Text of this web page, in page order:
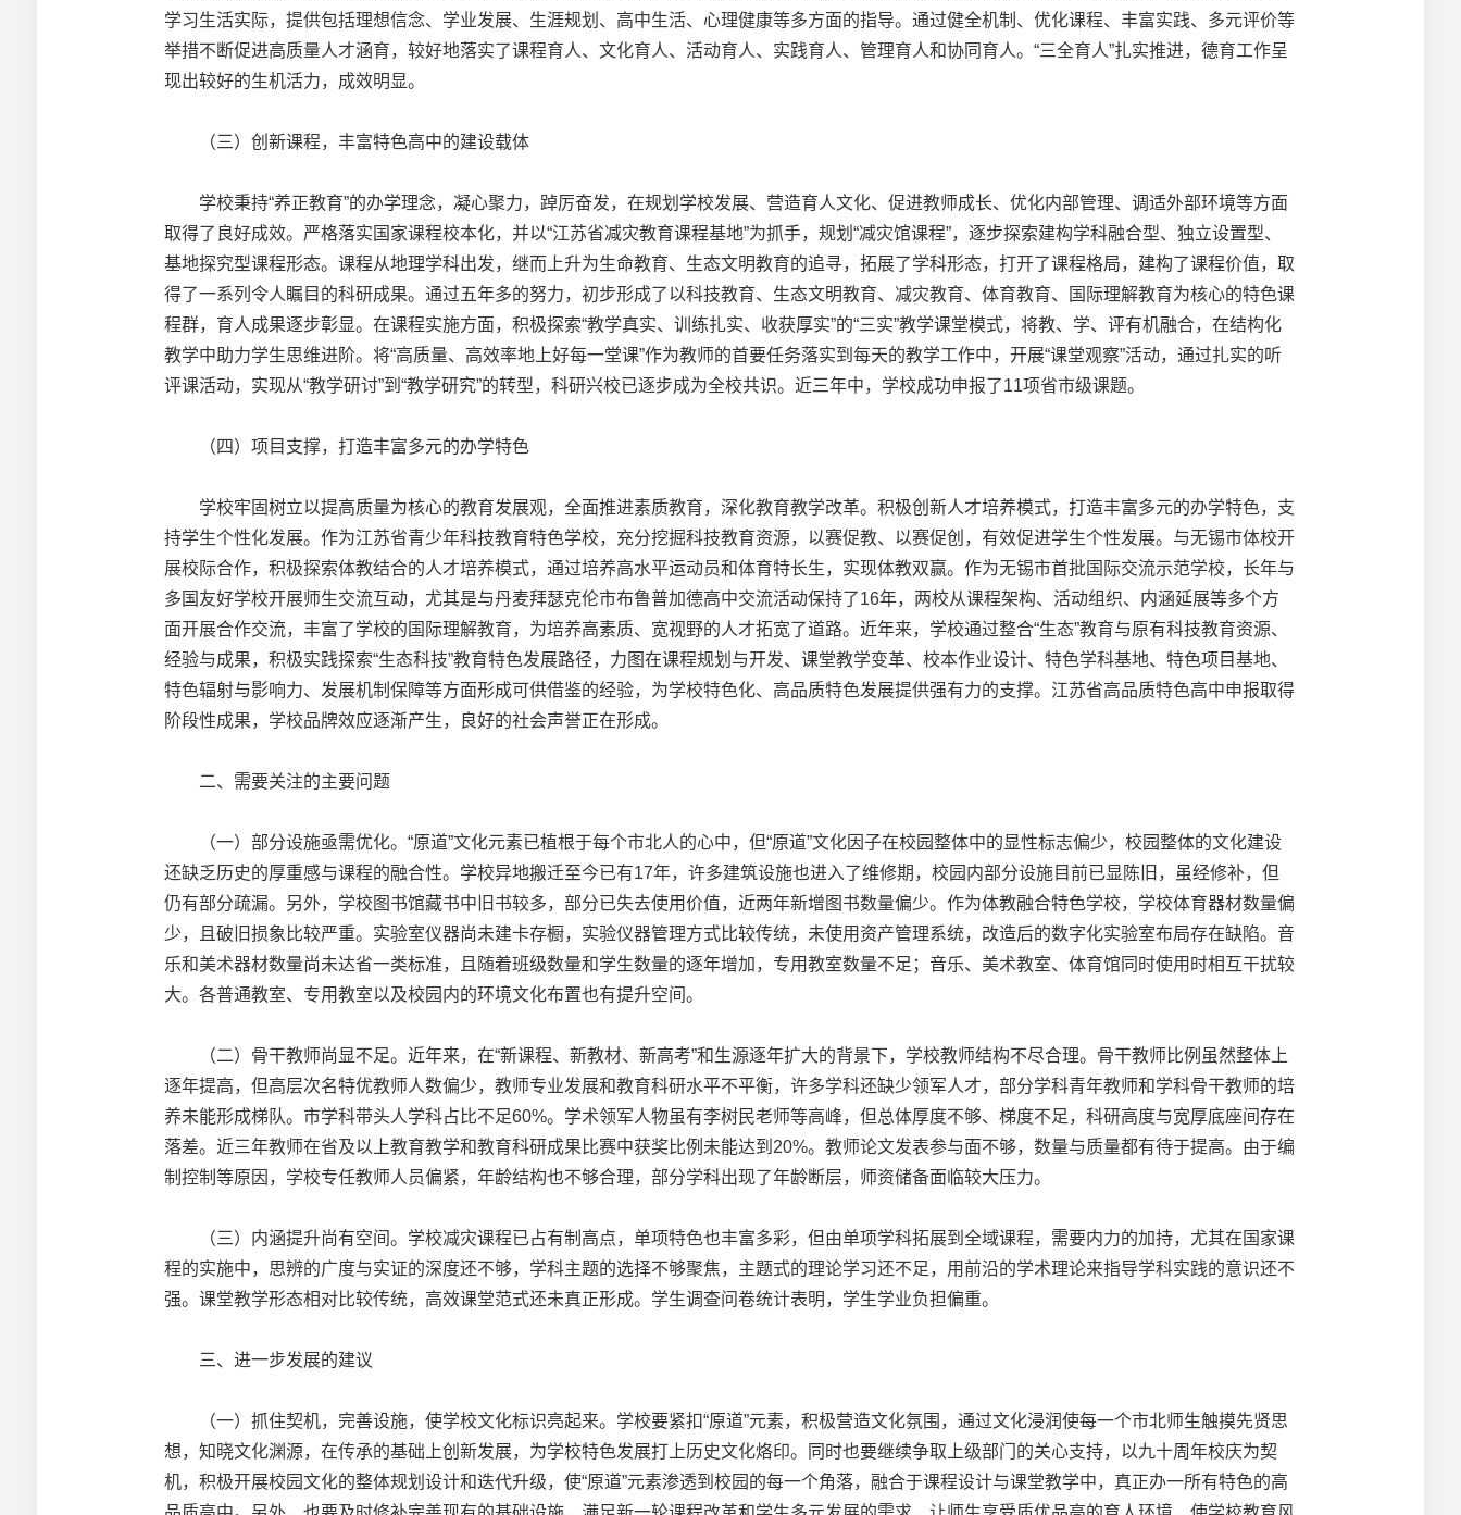
学习生活实际，提供包括理想信念、学业发展、生涯规划、高中生活、心理健康等多方面的指导。通过健全机制、优化课程、丰富实践、多元评价等
举措不断促进高质量人才涵育，较好地落实了课程育人、文化育人、活动育人、实践育人、管理育人和协同育人。“三全育人”扎实推进，德育工作呈
现出较好的生机活力，成效明显。
（三）创新课程，丰富特色高中的建设载体
学校秉持“养正教育”的办学理念，凝心聚力，踔厉奋发，在规划学校发展、营造育人文化、促进教师成长、优化内部管理、调适外部环境等方面
取得了良好成效。严格落实国家课程校本化，并以“江苏省减灾教育课程基地”为抓手，规划“减灾馆课程”，逐步探索建构学科融合型、独立设置型、
基地探究型课程形态。课程从地理学科出发，继而上升为生命教育、生态文明教育的追寻，拓展了学科形态，打开了课程格局，建构了课程价值，取
得了一系列令人瞩目的科研成果。通过五年多的努力，初步形成了以科技教育、生态文明教育、减灾教育、体育教育、国际理解教育为核心的特色课
程群，育人成果逐步彰显。在课程实施方面，积极探索“教学真实、训练扎实、收获厚实”的“三实”教学课堂模式，将教、学、评有机融合，在结构化
教学中助力学生思维进阶。将“高质量、高效率地上好每一堂课”作为教师的首要任务落实到每天的教学工作中，开展“课堂观察”活动，通过扎实的听
评课活动，实现从“教学研讨”到“教学研究”的转型，科研兴校已逐步成为全校共识。近三年中，学校成功申报了11项省市级课题。
（四）项目支撑，打造丰富多元的办学特色
学校牢固树立以提高质量为核心的教育发展观，全面推进素质教育，深化教育教学改革。积极创新人才培养模式，打造丰富多元的办学特色，支
持学生个性化发展。作为江苏省青少年科技教育特色学校，充分挖掘科技教育资源，以赛促教、以赛促创，有效促进学生个性发展。与无锡市体校开
展校际合作，积极探索体教结合的人才培养模式，通过培养高水平运动员和体育特长生，实现体教双赢。作为无锡市首批国际交流示范学校，长年与
多国友好学校开展师生交流互动，尤其是与丹麦拜瑟克伦市布鲁普加德高中交流活动保持了16年，两校从课程架构、活动组织、内涵延展等多个方
面开展合作交流，丰富了学校的国际理解教育，为培养高素质、宽视野的人才拓宽了道路。近年来，学校通过整合“生态”教育与原有科技教育资源、
经验与成果，积极实践探索“生态科技”教育特色发展路径，力图在课程规划与开发、课堂教学变革、校本作业设计、特色学科基地、特色项目基地、
特色辐射与影响力、发展机制保障等方面形成可供借鉴的经验，为学校特色化、高品质特色发展提供强有力的支撑。江苏省高品质特色高中申报取得
阶段性成果，学校品牌效应逐渐产生，良好的社会声誉正在形成。
二、需要关注的主要问题
（一）部分设施亟需优化。“原道”文化元素已植根于每个市北人的心中，但“原道”文化因子在校园整体中的显性标志偏少，校园整体的文化建设
还缺乏历史的厚重感与课程的融合性。学校异地搬迁至今已有17年，许多建筑设施也进入了维修期，校园内部分设施目前已显陈旧，虽经修补，但
仍有部分疏漏。另外，学校图书馆藏书中旧书较多，部分已失去使用价值，近两年新增图书数量偏少。作为体教融合特色学校，学校体育器材数量偏
少，且破旧损象比较严重。实验室仪器尚未建卡存橱，实验仪器管理方式比较传统，未使用资产管理系统，改造后的数字化实验室布局存在缺陷。音
乐和美术器材数量尚未达省一类标准，且随着班级数量和学生数量的逐年增加，专用教室数量不足；音乐、美术教室、体育馆同时使用时相互干扰较
大。各普通教室、专用教室以及校园内的环境文化布置也有提升空间。
（二）骨干教师尚显不足。近年来，在“新课程、新教材、新高考”和生源逐年扩大的背景下，学校教师结构不尽合理。骨干教师比例虽然整体上
逐年提高，但高层次名特优教师人数偏少，教师专业发展和教育科研水平不平衡，许多学科还缺少领军人才，部分学科青年教师和学科骨干教师的培
养未能形成梯队。市学科带头人学科占比不足60%。学术领军人物虽有李树民老师等高峰，但总体厚度不够、梯度不足，科研高度与宽厚底座间存在
落差。近三年教师在省及以上教育教学和教育科研成果比赛中获奖比例未能达到20%。教师论文发表参与面不够，数量与质量都有待于提高。由于编
制控制等原因，学校专任教师人员偏紧，年龄结构也不够合理，部分学科出现了年龄断层，师资储备面临较大压力。
（三）内涵提升尚有空间。学校减灾课程已占有制高点，单项特色也丰富多彩，但由单项学科拓展到全域课程，需要内力的加持，尤其在国家课
程的实施中，思辨的广度与实证的深度还不够，学科主题的选择不够聚焦，主题式的理论学习还不足，用前沿的学术理论来指导学科实践的意识还不
强。课堂教学形态相对比较传统，高效课堂范式还未真正形成。学生调查问卷统计表明，学生学业负担偏重。
三、进一步发展的建议
（一）抓住契机，完善设施，使学校文化标识亮起来。学校要紧扣“原道”元素，积极营造文化氛围，通过文化浸润使每一个市北师生触摸先贤思
想，知晓文化渊源，在传承的基础上创新发展，为学校特色发展打上历史文化烙印。同时也要继续争取上级部门的关心支持，以九十周年校庆为契
机，积极开展校园文化的整体规划设计和迭代升级，使“原道”元素渗透到校园的每一个角落，融合于课程设计与课堂教学中，真正办一所有特色的高